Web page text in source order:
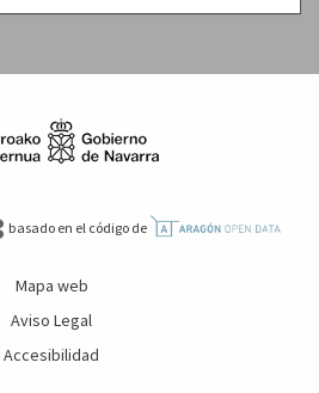
basado en el código de
Mapa web
Aviso Legal
Accesibilidad